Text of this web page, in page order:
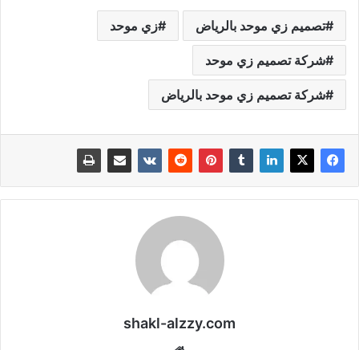
تصميم زي موحد بالرياض زي موحد
شركة تصميم زي موحد
شركة تصميم زي موحد بالرياض
shakl-alzzy.com